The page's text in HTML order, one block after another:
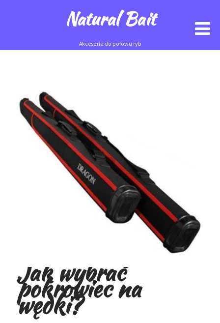
Natural Bait
Akcesoria do połowu ryb
Jak wybrać
pokrowiec na
wędki?